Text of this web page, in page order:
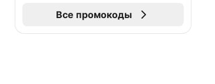
Все промокоды